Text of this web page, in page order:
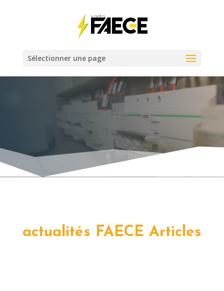
Sélectionner une page
actualités FAECE Articles